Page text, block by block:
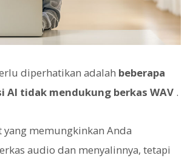
diperhatikan adalah beberapa
AI tidak mendukung berkas WAV .
yang memungkinkan Anda
audio dan menyalinnya, tetapi